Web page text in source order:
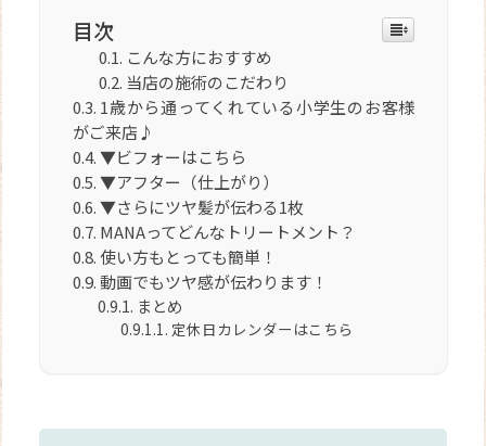
目次
こんな方におすすめ
当店の施術のこだわり
1歳から通ってくれている小学生のお客様
がご来店♪
▼ビフォーはこちら
▼アフター（仕上がり）
▼さらにツヤ髪が伝わる1枚
MANAってどんなトリートメント？
使い方もとっても簡単！
動画でもツヤ感が伝わります！
まとめ
定休日カレンダーはこちら